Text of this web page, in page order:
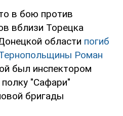
в бою против
вблизи Торецка
области погиб
Роман
был инспектором
"Сафари"
бригады